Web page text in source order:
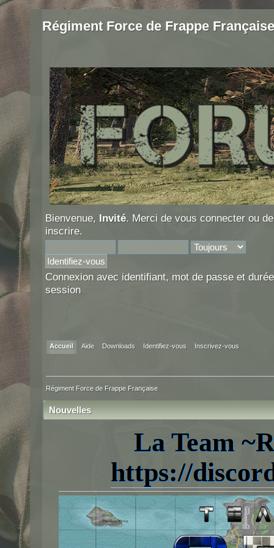
Régiment Force de Frappe Française
Bienvenue, Invité. Merci de vous connecter ou
inscrire.
Connexion avec identifiant, mot de passe et
session
Accueil Aide Downloads Identifiez-vous Inscrivez-vous
Régiment Force de Frappe Française
Nouvelles
La Team
https://